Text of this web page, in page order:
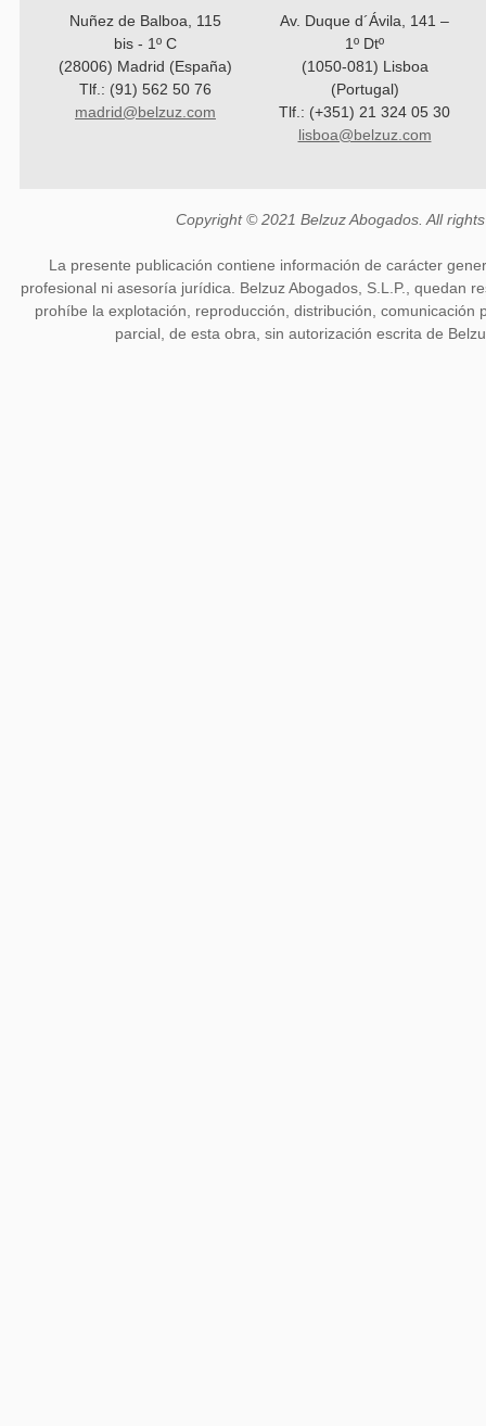
Nuñez de Balboa, 115
bis - 1º C
(28006) Madrid (España)
Tlf.: (91) 562 50 76
madrid@belzuz.com
Av. Duque d´Ávila, 141 –
1º Dtº
(1050-081) Lisboa
(Portugal)
Tlf.: (+351) 21 324 05 30
lisboa@belzuz.com
Copyright © 2021 Belzuz Abogados. All
La presente publicación contiene información de carácter
profesional ni asesoría jurídica. Belzuz Abogados, S.L.P., quedan
prohíbe la explotación, reproducción, distribución, comunicación
parcial, de esta obra, sin autorización escrita de